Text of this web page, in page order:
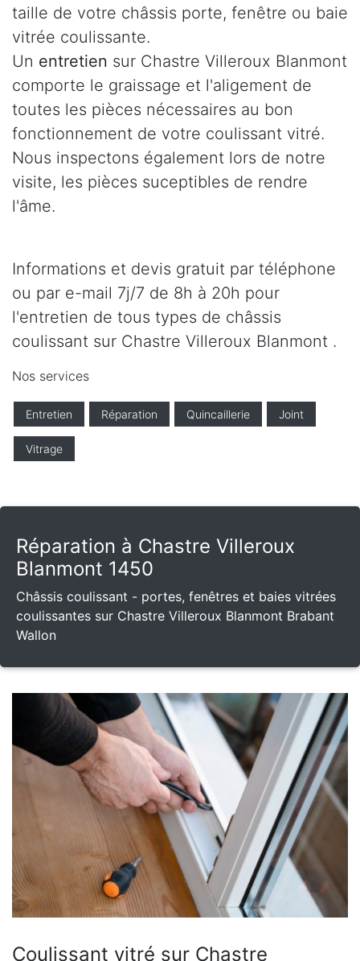
taille de votre châssis porte, fenêtre ou baie
vitrée coulissante.
Un entretien sur Chastre Villeroux Blanmont
comporte le graissage et l'aligement de
toutes les pièces nécessaires au bon
fonctionnement de votre coulissant vitré.
Nous inspectons également lors de notre
visite, les pièces suceptibles de rendre
l'âme.
Informations et devis gratuit par téléphone
ou par e-mail 7j/7 de 8h à 20h pour
l'entretien de tous types de châssis
coulissant sur Chastre Villeroux Blanmont .
Nos services
Entretien Réparation Quincaillerie Joint
Vitrage
Réparation à Chastre Villeroux
Blanmont 1450
Châssis coulissant - portes, fenêtres et baies vitrées
coulissantes sur Chastre Villeroux Blanmont Brabant
Wallon
Coulissant vitré sur Chastre